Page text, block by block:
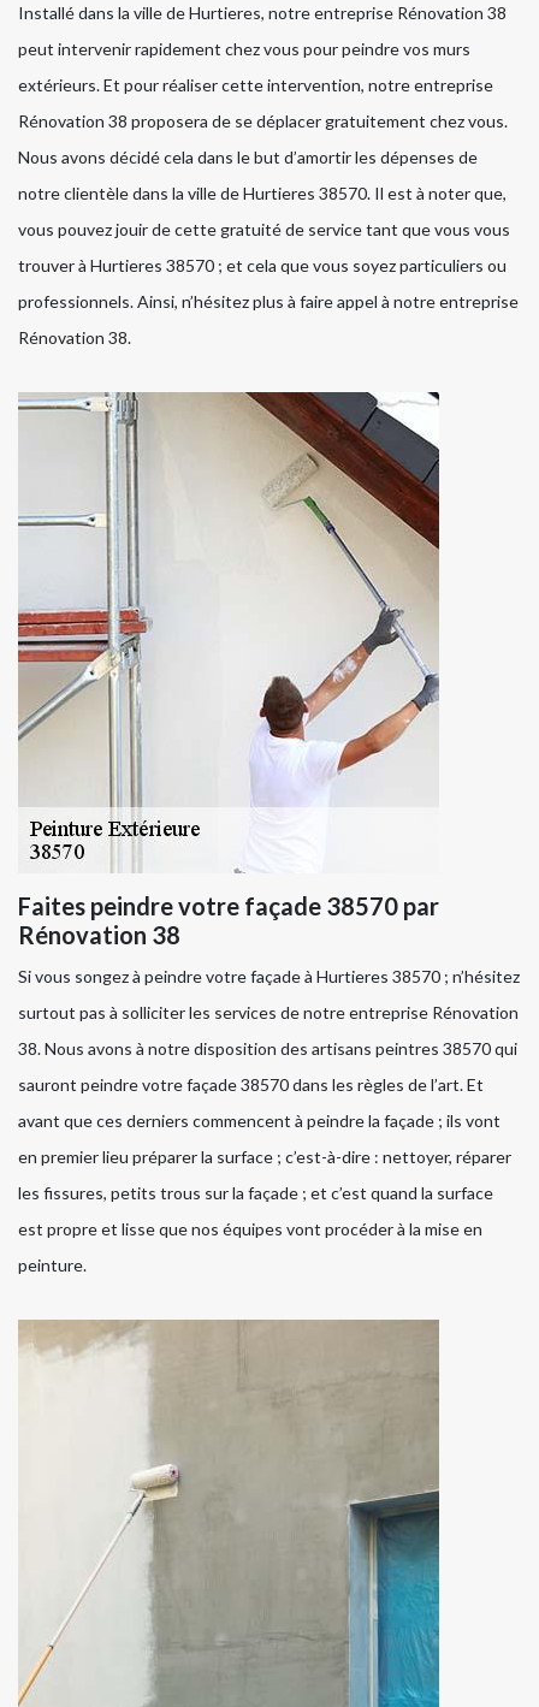
Installé dans la ville de Hurtieres, notre entreprise Rénovation 38
peut intervenir rapidement chez vous pour peindre vos murs
extérieurs. Et pour réaliser cette intervention, notre entreprise
Rénovation 38 proposera de se déplacer gratuitement chez vous.
Nous avons décidé cela dans le but d’amortir les dépenses de
notre clientèle dans la ville de Hurtieres 38570. Il est à noter que,
vous pouvez jouir de cette gratuité de service tant que vous vous
trouver à Hurtieres 38570 ; et cela que vous soyez particuliers ou
professionnels. Ainsi, n’hésitez plus à faire appel à notre entreprise
Rénovation 38.
Faites peindre votre façade 38570 par
Rénovation 38
Si vous songez à peindre votre façade à Hurtieres 38570 ; n’hésitez
surtout pas à solliciter les services de notre entreprise Rénovation
38. Nous avons à notre disposition des artisans peintres 38570 qui
sauront peindre votre façade 38570 dans les règles de l’art. Et
avant que ces derniers commencent à peindre la façade ; ils vont
en premier lieu préparer la surface ; c’est-à-dire : nettoyer, réparer
les fissures, petits trous sur la façade ; et c’est quand la surface
est propre et lisse que nos équipes vont procéder à la mise en
peinture.